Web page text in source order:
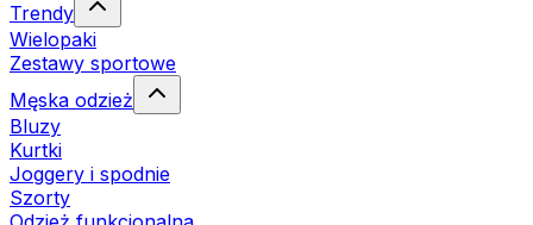
Trendy
Wielopaki
Zestawy sportowe
Męska odzież
Bluzy
Kurtki
Joggery i spodnie
Szorty